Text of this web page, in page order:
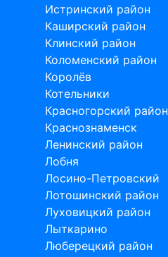
Истринский район
Каширский район
Клинский район
Коломенский район
Королёв
Котельники
Красногорский район
Краснознаменск
Ленинский район
Лобня
Лосино-Петровский
Лотошинский район
Луховицкий район
Лыткарино
Люберецкий район